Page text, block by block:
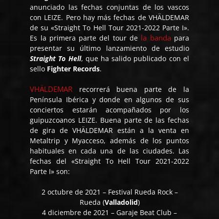
anunciado las fechas conjuntas de los vascos
con LEIZE. Pero hay más fechas de VHÄLDEMAR
de su «Straight To Hell Tour 2021-2022 Parte I».
Es la primera parte del tour de la banda para
presentar su último lanzamiento de estudio
Straight To Hell, que ha salido publicado con el
sello Fighter Records.
VHÄLDEMAR recorrerá buena parte de la
Península Ibérica y donde en algunos de sus
conciertos estarán acompañados por los
guipuzcoanos LEIZE. Buena parte de las fechas
de gira de VHÄLDEMAR están a la venta en
Metaltrip y Myacceso, además de los puntos
habituales en cada una de las ciudades. Las
fechas del «Straight To Hell Tour 2021-2022
Parte I» son:
2 octubre de 2021 – Festival Rueda Rock –
Rueda (Valladolid)
4 diciembre de 2021 – Garaje Beat Club –